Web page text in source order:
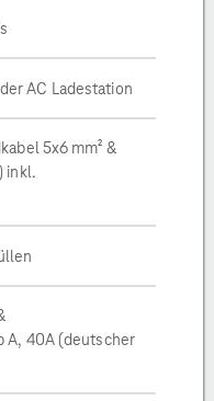
AC Ladestation
5x6 mm² &
inkl.
A, 40A (deutscher